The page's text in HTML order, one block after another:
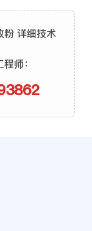
粉 详细技术
师：